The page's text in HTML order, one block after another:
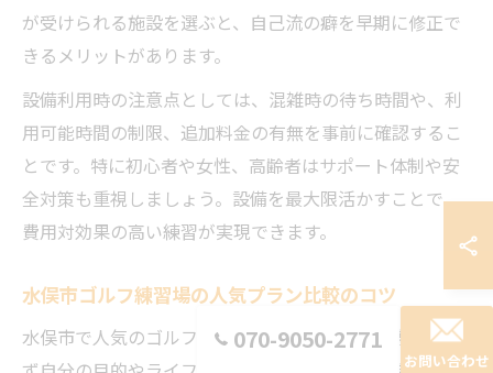
が受けられる施設を選ぶと、自己流の癖を早期に修正で
きるメリットがあります。
設備利用時の注意点としては、混雑時の待ち時間や、利
用可能時間の制限、追加料金の有無を事前に確認するこ
とです。特に初心者や女性、高齢者はサポート体制や安
全対策も重視しましょう。設備を最大限活かすことで、
費用対効果の高い練習が実現できます。
水俣市ゴルフ練習場の人気プラン比較のコツ
水俣市で人気のゴルフ練習場プランを比較する際は、ま
070-9050-2771
お問い合わせ